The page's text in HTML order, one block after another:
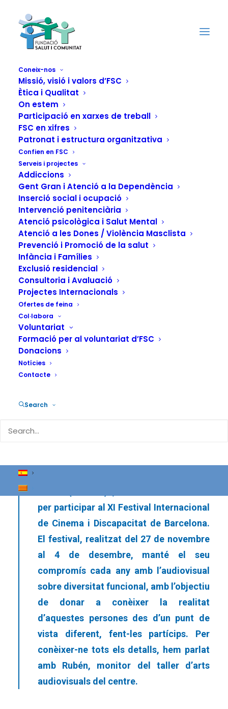
Coneix-nos
Missió, visió i valors d’FSC
Ètica i Qualitat
On estem
Participació en xarxes de treball
FSC en xifres
Patronat i estructura organitzativa
Confien en FSC
Serveis i projectes
Addiccions
Gent Gran i Atenció a la Dependència
Inserció social i ocupació
Intervenció penitenciària
Atenció psicològica i Salut Mental
Atenció a les Dones / Violència Masclista
Prevenció i Promoció de la salut
Infància i Famílies
Exclusió residencial
Consultoria i Avaluació
Projectes Internacionals
Ofertes de feina
Col·labora
Voluntariat
Formació per al voluntariat d’FSC
Donacions
Notícies
Contacte
Search
La Residència de
Persones amb
Diversitat Funcional
Relleu participa al XI
Festival
Internacional de
Cinema i
Discapacitat de
Barcelona
3 DE GENER DE 2024 | INACTUALITAT
DEPENDÈNCIA
per participar al XI Festival Internacional
de Cinema i Discapacitat de Barcelona.
El festival, realitzat del 27 de novembre
al 4 de desembre, manté el seu
compromís cada any amb l’audiovisual
sobre diversitat funcional, amb l’objectiu
de donar a conèixer la realitat
d’aquestes persones des d’un punt de
vista diferent, fent-les partícips. Per
conèixer-ne tots els detalls, hem parlat
amb Rubén, monitor del taller d’arts
audiovisuals del centre.